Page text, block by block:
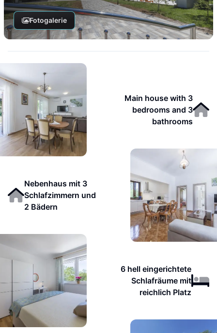
Fotogalerie
Main house with 3
bedrooms and 3
bathrooms
Nebenhaus mit 3
Schlafzimmern und
2 Bädern
6 hell eingerichtete
Schlafräume mit
reichlich Platz